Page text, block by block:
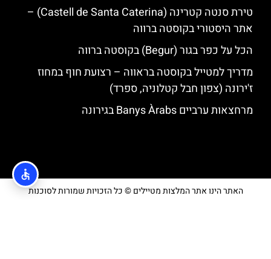
טירת סנטה קטרינה (Castell de Santa Caterina) –
אתר היסטורי בקוסטה ברווה
הכל על כפר בגור (Begur) בקוסטה ברווה
מדריך למטייל בקוסטה בראווה – רצועת חוף במחוז
ז'ירונה (צפון חבל קטלוניה, ספרד)
מרחצאות ערביים Banys Àrabs בגירונה
האתר הינו אתר המלצות מטיילים © כל הזכויות שמורות לסוכנות